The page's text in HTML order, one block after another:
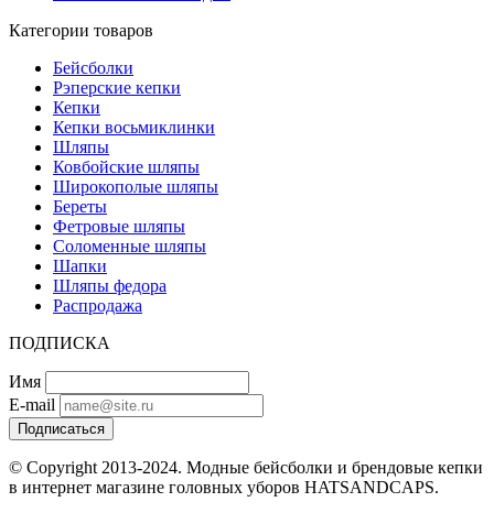
Категории товаров
Бейсболки
Рэперские кепки
Кепки
Кепки восьмиклинки
Шляпы
Ковбойские шляпы
Широкополые шляпы
Береты
Фетровые шляпы
Соломенные шляпы
Шапки
Шляпы федора
Распродажа
ПОДПИСКА
Имя
E-mail
Подписаться
© Copyright 2013-2024. Модные бейсболки и брендовые кепки
в интернет магазине головных уборов HATSANDCAPS.